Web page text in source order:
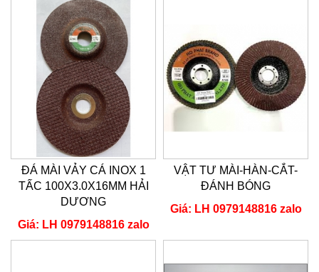
ĐÁ MÀI VẢY CÁ INOX 1
TẤC 100X3.0X16MM HẢI
DƯƠNG
Giá: LH 0979148816 zalo
VẬT TƯ MÀI-HÀN-CẮT-
ĐÁNH BÓNG
Giá: LH 0979148816 zalo